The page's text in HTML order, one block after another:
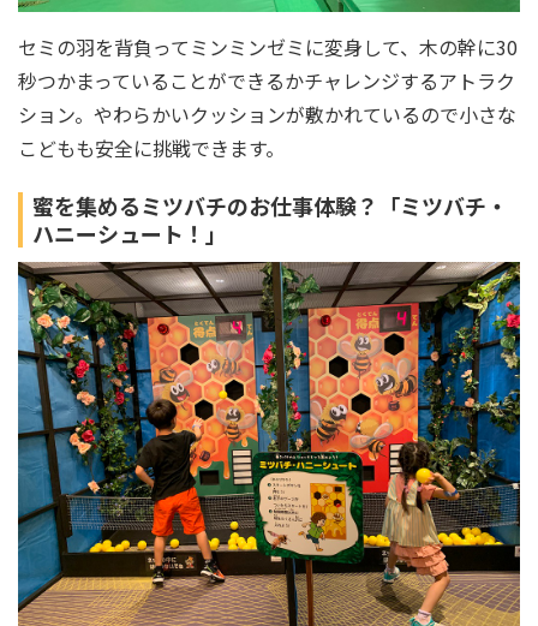
セミの羽を背負ってミンミンゼミに変身して、木の幹に30
秒つかまっていることができるかチャレンジするアトラク
ション。やわらかいクッションが敷かれているので小さな
こどもも安全に挑戦できます。
蜜を集めるミツバチのお仕事体験？「ミツバチ・
ハニーシュート！」